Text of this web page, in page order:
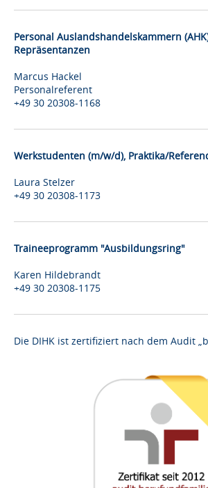
Personal Auslandshandelskammern
Repräsentanzen
Marcus Hackel
Personalreferent
+49 30 20308-1168
Werkstudenten (m/w/d), Praktika/
Laura Stelzer
+49 30 20308-1173
Traineeprogramm "Ausbildungsring"
Karen Hildebrandt
+49 30 20308-1175
Die DIHK ist zertifiziert nach dem Audit